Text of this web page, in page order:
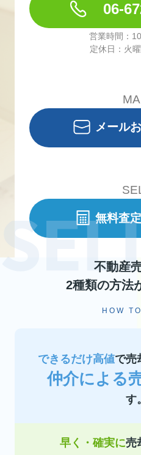
06-
営業時間：
定休日：火
メール
無料査
不動産
2種類の方法
HOW
できるだけ高値で売
仲介による
す。
早く・確実に売